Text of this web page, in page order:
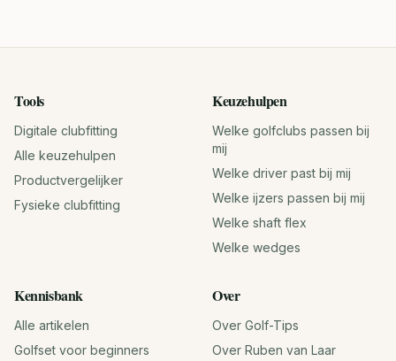
Tools
Digitale clubfitting
Alle keuzehulpen
Productvergelijker
Fysieke clubfitting
Keuzehulpen
Welke golfclubs passen bij
mij
Welke driver past bij mij
Welke ijzers passen bij mij
Welke shaft flex
Welke wedges
Kennisbank
Alle artikelen
Golfset voor beginners
Over
Over Golf-Tips
Over Ruben van Laar